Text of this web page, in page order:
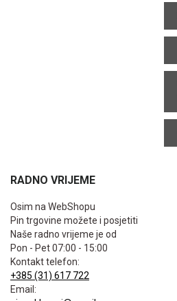
RADNO VRIJEME
Osim na WebShopu
Pin trgovine možete i posjetiti
Naše radno vrijeme je od
Pon - Pet 07:00 - 15:00
Kontakt telefon:
+385 (31) 617 722
Email: